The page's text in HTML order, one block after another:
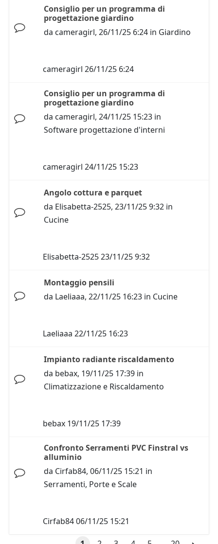
Consiglio per un programma di
progettazione giardino
da cameragirl, 26/11/25 6:24 in Giardino
cameragirl 26/11/25 6:24
Consiglio per un programma di
progettazione giardino
da cameragirl, 24/11/25 15:23 in
Software progettazione d'interni
cameragirl 24/11/25 15:23
Angolo cottura e parquet
da Elisabetta-2525, 23/11/25 9:32 in
Cucine
Elisabetta-252523/11/25 9:32
Montaggio pensili
da Laeliaaa, 22/11/25 16:23 in Cucine
Laeliaaa 22/11/25 16:23
Impianto radiante riscaldamento
da bebax, 19/11/25 17:39 in
Climatizzazione e Riscaldamento
bebax 19/11/25 17:39
Confronto Serramenti PVC Finstral vs
alluminio
da Cirfab84, 06/11/25 15:21 in
Serramenti, Porte e Scale
Cirfab8406/11/25 15:21